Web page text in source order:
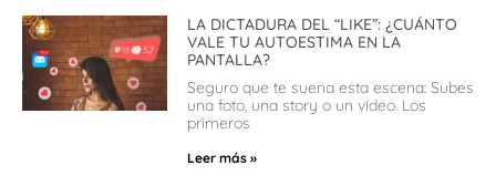
LA DICTADURA DEL “LIKE”: ¿CUÁNTO
VALE TU AUTOESTIMA EN LA
PANTALLA?
Seguro que te suena esta escena: Subes
una foto, una story o un vídeo. Los
primeros
Leer más »